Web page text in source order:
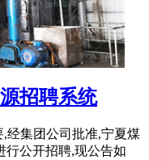
招聘系统
经集团公司批准,宁夏煤
行公开招聘,现公告如